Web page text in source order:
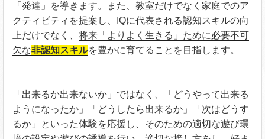
「発達」を導きます。また、教室だけでなく家庭でのア
クティビティを提案し、IQに代表される認知スキルの向
上だけでなく、 将来「よりよく生きる」ために必要不可
欠な非認知スキルを豊かに育てることを目指します。
「出来るか出来ないか」ではなく、「どうやって出来る
ようになったか」「どうしたら出来るか」「次はどうす
るか」といった体験を応援し、そのための適切な遊び環